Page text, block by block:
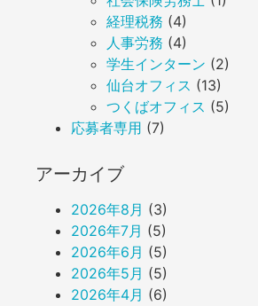
経理税務 (4)
人事労務 (4)
学生インターン (2)
仙台オフィス (13)
つくばオフィス (5)
応募者専用 (7)
アーカイブ
2026年8月 (3)
2026年7月 (5)
2026年6月 (5)
2026年5月 (5)
2026年4月 (6)